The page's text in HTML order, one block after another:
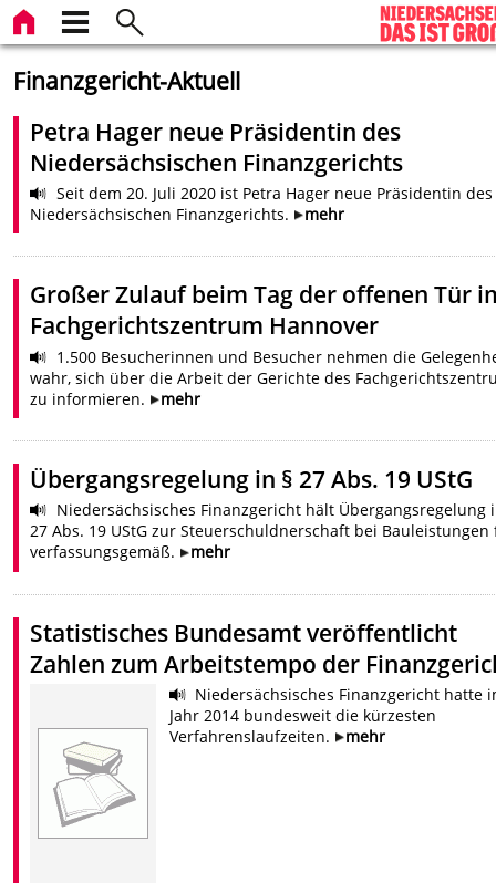
Finanzgericht-Aktuell
Petra Hager neue Präsidentin des
Niedersächsischen Finanzgerichts
Seit dem 20. Juli 2020 ist Petra Hager neue Präsidentin des
Niedersächsischen Finanzgerichts.
mehr
Großer Zulauf beim Tag der offenen Tür
Fachgerichtszentrum Hannover
1.500 Besucherinnen und Besucher nehmen die
wahr, sich über die Arbeit der Gerichte des
zu informieren.
mehr
Übergangsregelung in § 27 Abs. 19 UStG
Niedersächsisches Finanzgericht hält Übergangsregelung
27 Abs. 19 UStG zur Steuerschuldnerschaft bei Bauleistungen
verfassungsgemäß.
mehr
Statistisches Bundesamt veröffentlicht
Zahlen zum Arbeitstempo der
Niedersächsisches Finanzgericht hatte
Jahr 2014 bundesweit die kürzesten
Verfahrenslaufzeiten.
mehr